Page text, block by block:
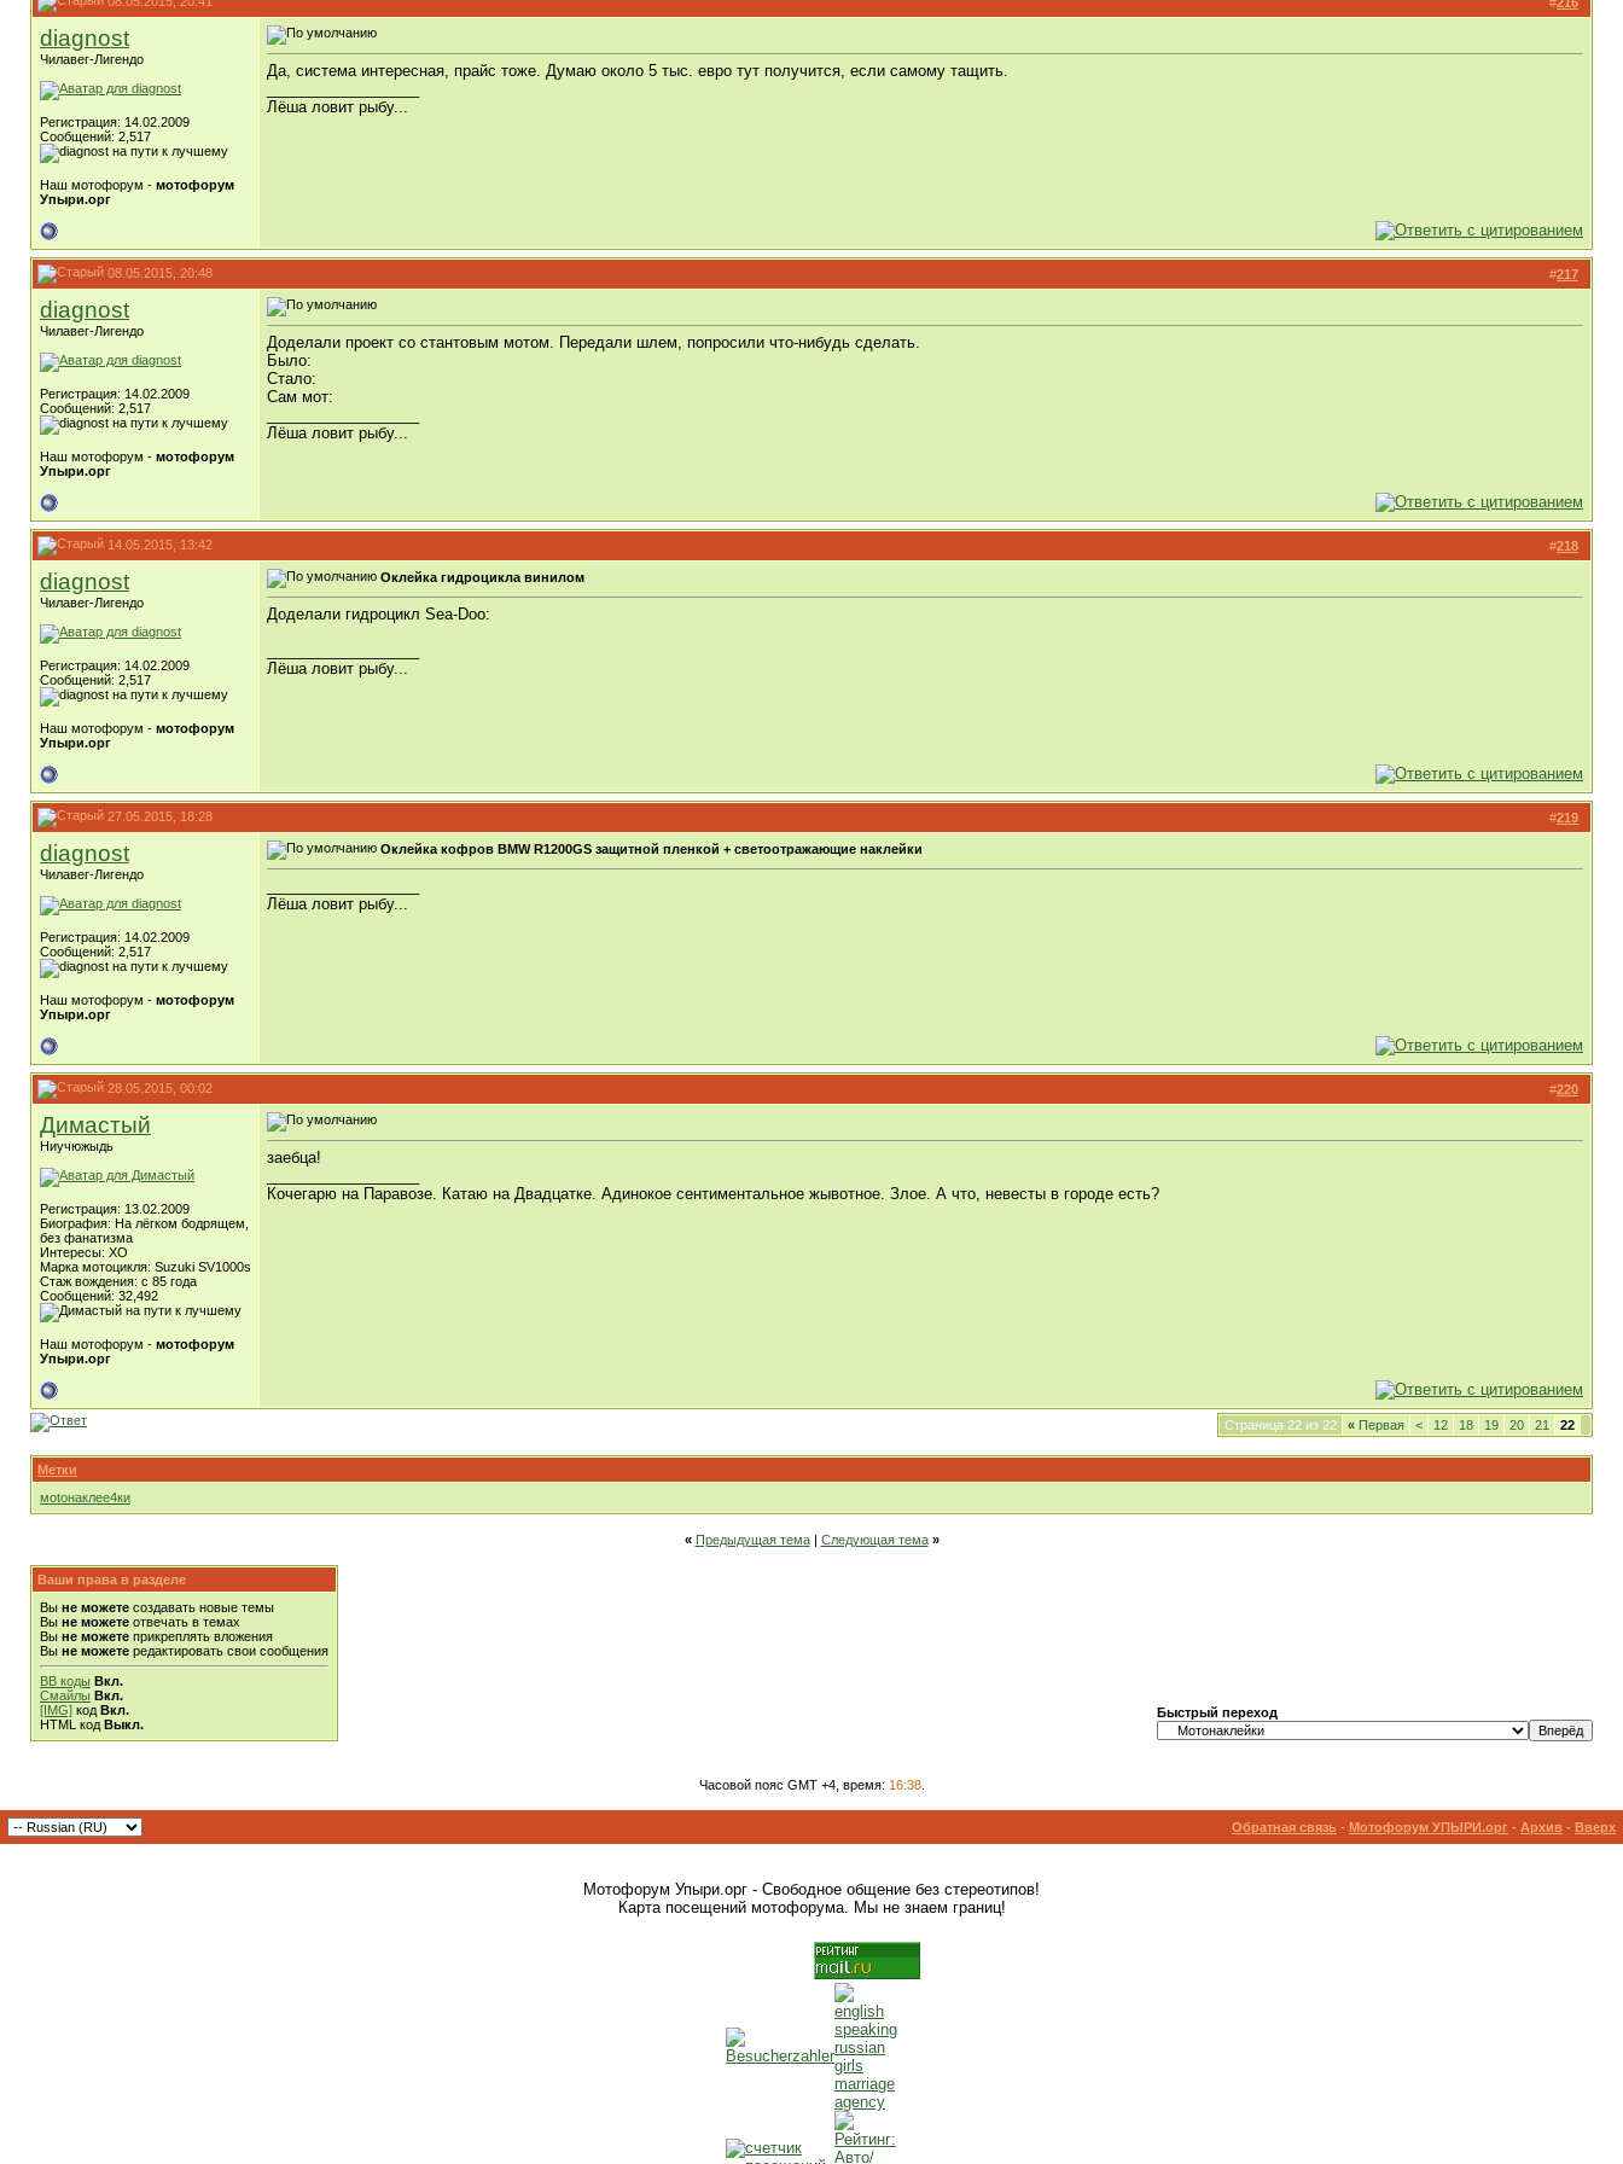
diagnost
Чилавег-Лигендо
Регистрация: 14.02.2009
Сообщений: 2,517
Наш мотофорум - мотофорум
Упыри.орг
Да, система интересная, прайс тоже. Думаю около 5 тыс. евро тут получится, если самому тащить.
Лёша ловит рыбу...
08.05.2015, 20:48 #217
diagnost
Чилавег-Лигендо
Регистрация: 14.02.2009
Сообщений: 2,517
Наш мотофорум - мотофорум
Упыри.орг
Доделали проект со стантовым мотом. Передали шлем, попросили что-нибудь сделать.
Было:
Стало:
Сам мот:
Лёша ловит рыбу...
14.05.2015, 13:42 #218
diagnost
Чилавег-Лигендо
Регистрация: 14.02.2009
Сообщений: 2,517
Наш мотофорум - мотофорум
Упыри.орг
Оклейка гидроцикла винилом
Доделали гидроцикл Sea-Doo:
Лёша ловит рыбу...
27.05.2015, 18:28 #219
diagnost
Чилавег-Лигендо
Регистрация: 14.02.2009
Сообщений: 2,517
Наш мотофорум - мотофорум
Упыри.орг
Оклейка кофров BMW R1200GS защитной пленкой + светоотражающие наклейки
Лёша ловит рыбу...
28.05.2015, 00:02 #220
Димастый
Ниучюжыдь
Регистрация: 13.02.2009
Биография: На лёгком бодрящем,
без фанатизма
Интересы: ХО
Марка мотоцикля: Suzuki SV1000s
Стаж вождения: с 85 года
Сообщений: 32,492
Наш мотофорум - мотофорум
Упыри.орг
заебца!
Кочегарю на Паравозе. Катаю на Двадцатке. Адинокое сентиментальное жывотное. Злое. А что, невесты в городе есть?
Страница 22 из 22 « Первая < 12 18 19 20 21 22
Метки
моtонаклее4ки
« Предыдущая тема| Следующая тема »
Ваши права в разделе
Вы не можете создавать новые темы
Вы не можете отвечать в темах
Вы не можете прикреплять вложения
Вы не можете редактировать свои сообщения
BB коды Вкл.
Смайлы Вкл.
[IMG] код Вкл.
HTML код Выкл.
Быстрый переход
Часовой пояс GMT +4, время: 16:38.
Обратная связь - Мотофорум УПЫРИ.орг - Архив - Вверх
Мотофорум Упыри.орг - Свободное общение без стереотипов!
Карта посещений мотофорума. Мы не знаем границ!